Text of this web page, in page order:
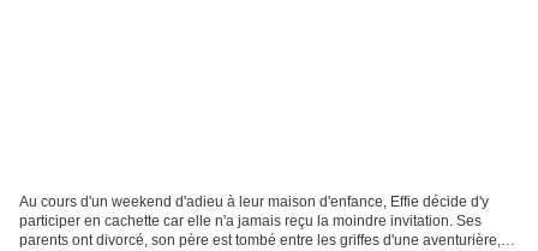
Au cours d'un weekend d'adieu à leur maison d'enfance, Effie décide d'y
participer en cachette car elle n'a jamais reçu la moindre invitation. Ses
parents ont divorcé, son père est tombé entre les griffes d'une aventurière,